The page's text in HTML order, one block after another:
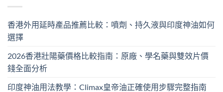
香港外用延時產品推薦比較：噴劑、持久液與印度神油如何
選擇
2026香港壯陽藥價格比較指南：原廠、學名藥與雙效片價
錢全面分析
印度神油用法教學：Climax皇帝油正確使用步驟完整指南